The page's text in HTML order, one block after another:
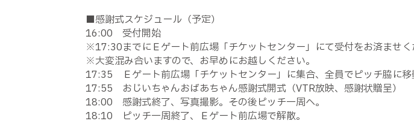
■感謝式スケジュール（予定）
16:00 受付開始
※17:30までにＥゲート前広場「チケットセンター」にて受付をお済ませく
※大変混み合いますので、お早めにお越しください。
17:35 Ｅゲート前広場「チケットセンター」に集合、全員でピッチ脇に移
17:55 おじいちゃんおばあちゃん感謝式開式（VTR放映、感謝状贈呈）
18:00 感謝式終了、写真撮影。その後ピッチ一周へ。
18:10 ピッチ一周終了、Ｅゲート前広場で解散。